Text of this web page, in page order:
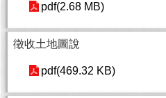
見
問
即
pdf(2.68 MB)
徵收土地圖說
pdf(469.32 KB)